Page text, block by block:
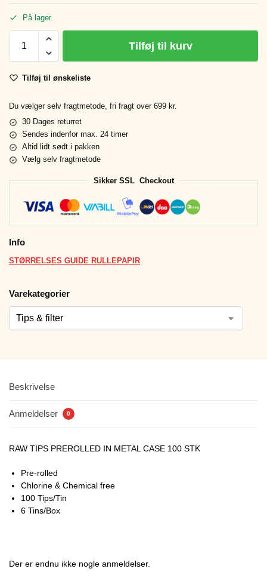
På lager
Tilføj til kurv
Tilføj til ønskeliste
Du vælger selv fragtmetode, fri fragt over 699 kr.
30 Dages returret
Sendes indenfor max. 24 timer
Altid lidt sødt i pakken
Vælg selv fragtmetode
Sikker SSL Checkout
Info
STØRRELSES GUIDE RULLEPAPIR
Varekategorier
Beskrivelse
Anmeldelser 0
RAW TIPS PREROLLED IN METAL CASE 100 STK
Pre-rolled
Chlorine & Chemical free
100 Tips/Tin
6 Tins/Box
Der er endnu ikke nogle anmeldelser.